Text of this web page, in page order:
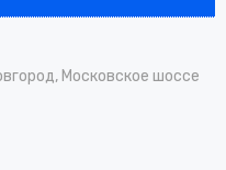
Московское шоссе